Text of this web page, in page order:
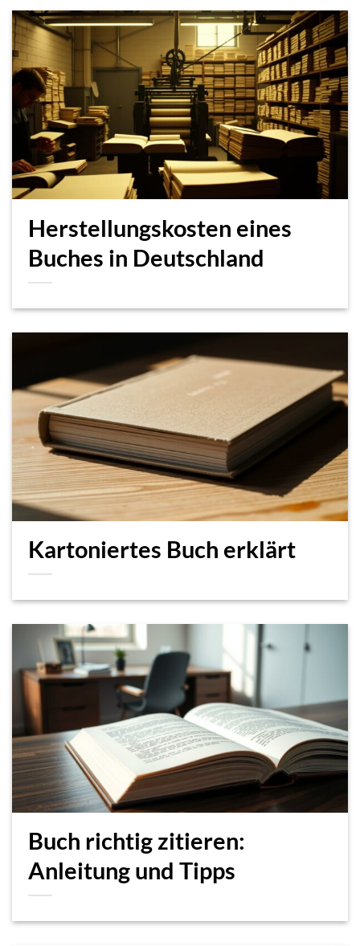
Herstellungskosten eines
Buches in Deutschland
Kartoniertes Buch erklärt
Buch richtig zitieren:
Anleitung und Tipps